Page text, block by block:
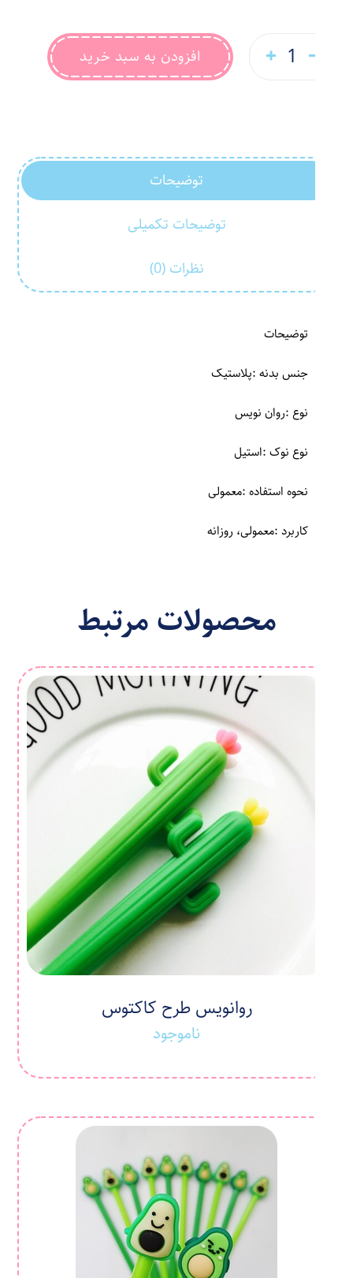
افزودن به سبد خرید
توضیحات
توضیحات تکمیلی
نظرات (0)
توضیحات
جنس بدنه :پلاستیک
نوع :روان نویس
نوع نوک :استیل
نحوه استفاده :معمولی
کاربرد :معمولی، روزانه
محصولات مرتبط
روانویس طرح کاکتوس
ناموجود